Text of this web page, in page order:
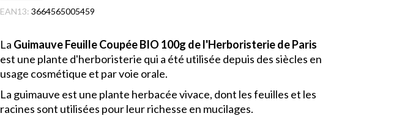
EAN13: 3664565005459
La Guimauve Feuille Coupée BIO 100g de l'Herboristerie de Paris
est une plante d'herboristerie qui a été utilisée depuis des siècles en
usage cosmétique et par voie orale.
La guimauve est une plante herbacée vivace, dont les feuilles et les
racines sont utilisées pour leur richesse en mucilages.